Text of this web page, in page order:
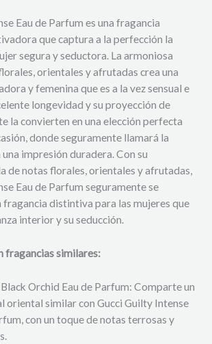
Eau de Parfum es una fragancia
que captura a la perfección la
segura y seductora. La armoniosa
orientales y afrutadas crea una
y femenina que es a la vez sensual e
longevidad y su proyección de
la convierten en una elección perfecta
donde seguramente llamará la
impresión duradera. Con su
de notas florales, orientales y afrutadas,
Eau de Parfum seguramente se
fragancia distintiva para las mujeres que
interior y su seducción.
fragancias similares:
Orchid Eau de Parfum: Comparte un
oriental similar con Gucci Guilty Intense
con un toque de notas terrosas y